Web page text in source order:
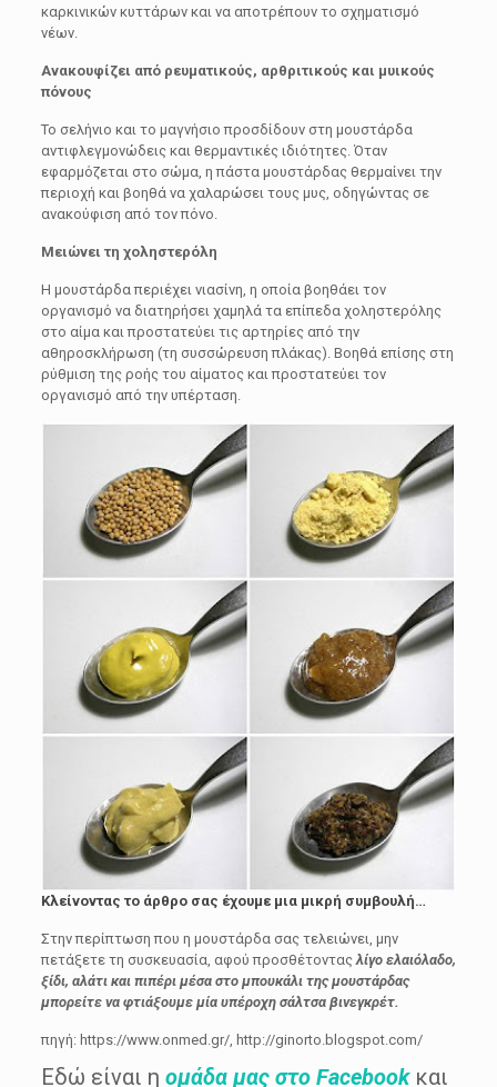
καρκινικών κυττάρων και να αποτρέπουν το σχηματισμό
νέων.
Ανακουφίζει από ρευματικούς, αρθριτικούς και μυικούς
πόνους
Το σελήνιο και το μαγνήσιο προσδίδουν στη μουστάρδα
αντιφλεγμονώδεις και θερμαντικές ιδιότητες. Όταν
εφαρμόζεται στο σώμα, η πάστα μουστάρδας θερμαίνει την
περιοχή και βοηθά να χαλαρώσει τους μυς, οδηγώντας σε
ανακούφιση από τον πόνο.
Μειώνει τη χοληστερόλη
Η μουστάρδα περιέχει νιασίνη, η οποία βοηθάει τον
οργανισμό να διατηρήσει χαμηλά τα επίπεδα χοληστερόλης
στο αίμα και προστατεύει τις αρτηρίες από την
αθηροσκλήρωση (τη συσσώρευση πλάκας). Βοηθά επίσης στη
ρύθμιση της ροής του αίματος και προστατεύει τον
οργανισμό από την υπέρταση.
Κλείνοντας το άρθρο σας έχουμε μια μικρή συμβουλή…
Στην περίπτωση που η μουστάρδα σας τελειώνει, μην
πετάξετε τη συσκευασία, αφού προσθέτονταςλίγο ελαιόλαδο,
ξίδι, αλάτι και πιπέρι μέσα στο μπουκάλι της μουστάρδας
μπορείτε να φτιάξουμε μία υπέροχη σάλτσα βινεγκρέτ.
πηγή: https://www.onmed.gr/, http://ginorto.blogspot.com/
Εδώ είναι η ομάδα μας στο Facebook και